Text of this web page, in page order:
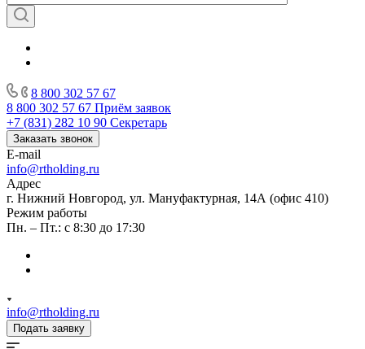
8 800 302 57 67
8 800 302 57 67 Приём заявок
+7 (831) 282 10 90 Секретарь
Заказать звонок
E-mail
info@rtholding.ru
Адрес
г. Нижний Новгород, ул. Мануфактурная, 14А (офис 410)
Режим работы
Пн. – Пт.: с 8:30 до 17:30
info@rtholding.ru
Подать заявку